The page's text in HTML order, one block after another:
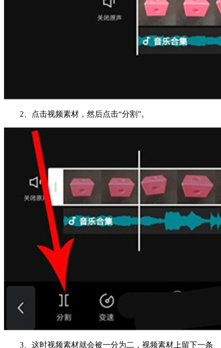
2、点击视频素材，然后点击“分割”。
3、这时视频素材就会被一分为二，视频素材上留下一条